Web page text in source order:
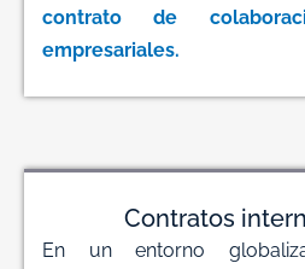
contrato de
empresariales.
Contratos
En un entorno